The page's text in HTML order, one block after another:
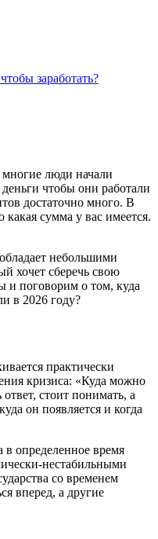
заработать?
люди начали
чтобы они работали
достаточно много. В
какая сумма у вас имеется.
небольшими
хочет сберечь свою
и поговорим о том, куда
в 2026 году?
практически
кризиса: «Куда можно
стоит понимать, а
он появляется и когда
в определенное время
нестабильными
со временем
вперед, а другие